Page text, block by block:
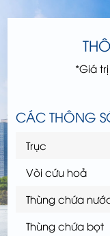
*Giá
CÁC THÔNG
Trục
Vòi cứu hoả
Thùng chứa
Thùng chứa bọt